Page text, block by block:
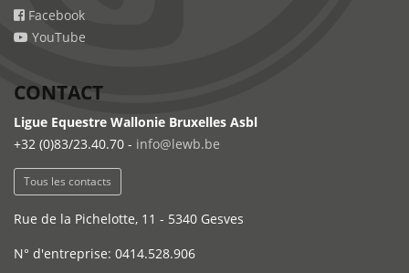
Facebook
YouTube
CONTACT
Ligue Equestre Wallonie Bruxelles Asbl
+32 (0)83/23.40.70 - info@lewb.be
Tous les contacts
Rue de la Pichelotte, 11 - 5340 Gesves
N° d'entreprise: 0414.528.906